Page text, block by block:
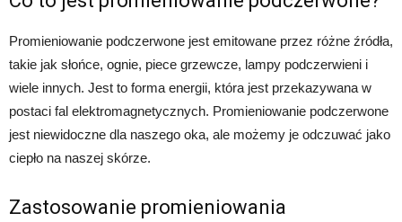
Promieniowanie podczerwone jest emitowane przez różne źródła,
takie jak słońce, ognie, piece grzewcze, lampy podczerwieni i
wiele innych. Jest to forma energii, która jest przekazywana w
postaci fal elektromagnetycznych. Promieniowanie podczerwone
jest niewidoczne dla naszego oka, ale możemy je odczuwać jako
ciepło na naszej skórze.
Zastosowanie promieniowania